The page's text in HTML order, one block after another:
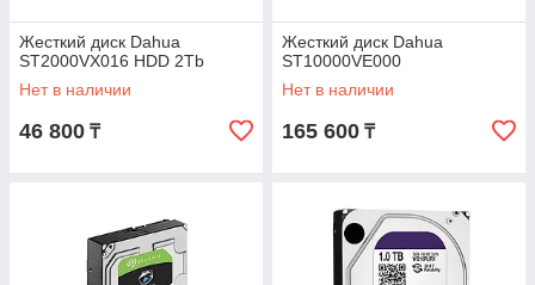
Жесткий диск Dahua
ST2000VX016 HDD 2Tb
Нет в наличии
46 800 ₸
Жесткий диск Dahua
ST10000VE000
Нет в наличии
165 600 ₸